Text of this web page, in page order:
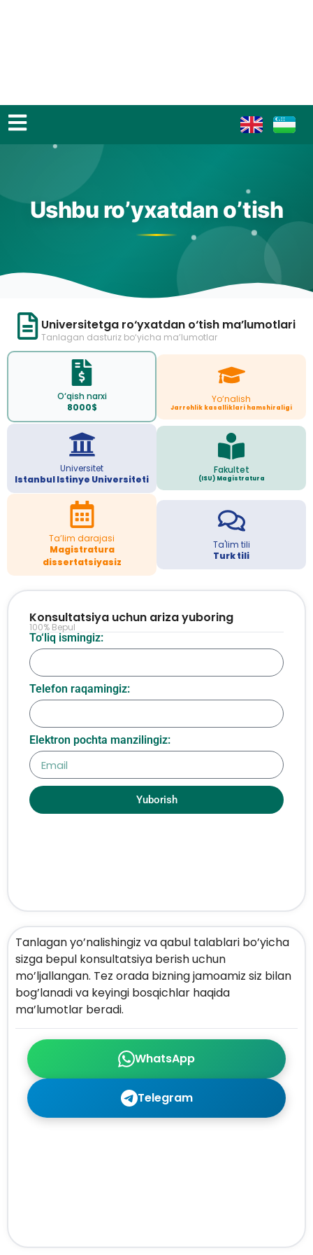
Ushbu ro’yxatdan o’tish
Universitetga ro‘yxatdan o‘tish ma’lumotlari
Tanlagan dasturiz bo‘yicha ma’lumotlar
O‘qish narxi
8000$
Yo‘nalish
Jarrohlik kasalliklari hamshiraligi
Universitet
Istanbul Istinye Universiteti
Fakultet
(ISU) Magistratura
Ta’lim darajasi
Magistratura
dissertatsiyasiz
Ta'lim tili
Turk tili
WhatsApp
Telegram
Tanlagan yo’nalishingiz va qabul talablari bo’yicha
sizga bepul konsultatsiya berish uchun
mo’ljallangan. Tez orada bizning jamoamiz siz bilan
bog’lanadi va keyingi bosqichlar haqida
ma’lumotlar beradi.
To‘liq ismingiz:
Telefon raqamingiz:
Elektron pochta manzilingiz:
Yuborish
Konsultatsiya uchun ariza yuboring
100% Bepul